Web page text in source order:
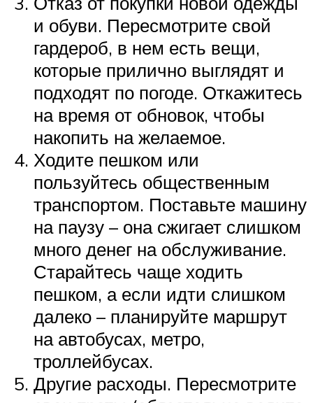
и обуви. Пересмотрите свой
гардероб, в нем есть вещи,
которые прилично выглядят и
подходят по погоде. Откажитесь
на время от обновок, чтобы
накопить на желаемое.
Ходите пешком или
пользуйтесь общественным
транспортом. Поставьте машину
на паузу – она сжигает слишком
много денег на обслуживание.
Старайтесь чаще ходить
пешком, а если идти слишком
далеко – планируйте маршрут
на автобусах, метро,
троллейбусах.
Другие расходы. Пересмотрите